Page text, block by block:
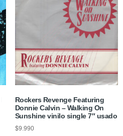
Rockers Revenge Featuring
Donnie Calvin – Walking On
Sunshine vinilo single 7″ usado
$9.990